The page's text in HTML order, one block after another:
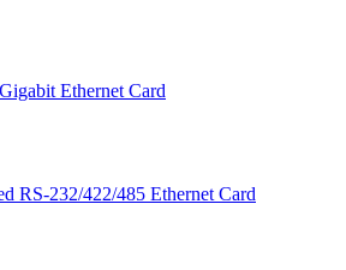
Ethernet Card
RS-232/422/485 Ethernet Card